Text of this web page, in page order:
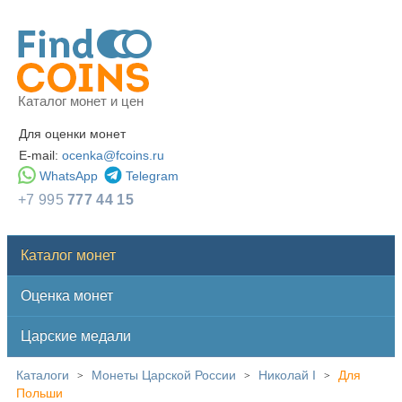
Каталог монет и цен
Для оценки монет
E-mail: ocenka@fcoins.ru
WhatsApp
Telegram
+7 995777 44 15
Каталог монет
Оценка монет
Царские медали
Каталоги > Монеты Царской России > Николай I >
Для
Польши